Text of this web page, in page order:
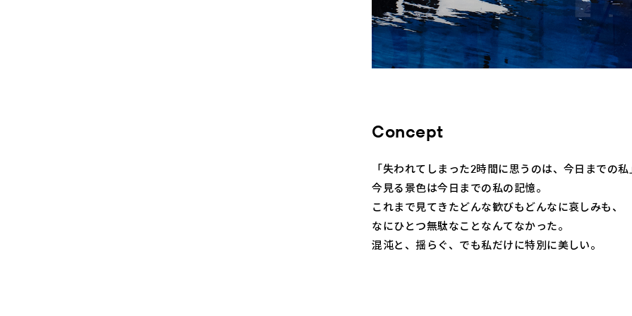
Concept
「失われてしまった2時間に思うのは、今日までの私
今見る景色は今日までの私の記憶。
これまで見てきたどんな歓びもどんなに哀しみも、
なにひとつ無駄なことなんてなかった。
混沌と、揺らぐ、でも私だけに特別に美しい。